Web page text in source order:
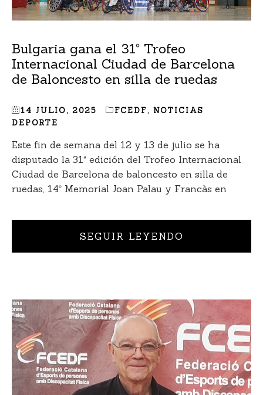
Bulgaria gana el 31º Trofeo
Internacional Ciudad de Barcelona
de Baloncesto en silla de ruedas
14 JULIO, 2025 FCEDF, NOTICIAS
DEPORTE
Este fin de semana del 12 y 13 de julio se ha
disputado la 31ª edición del Trofeo Internacional
Ciudad de Barcelona de baloncesto en silla de
ruedas, 14º Memorial Joan Palau y Francàs en
SEGUIR LEYENDO